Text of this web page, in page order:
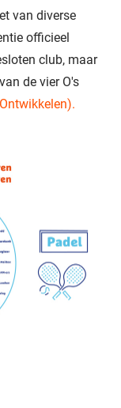
van diverse
officieel
club, maar
de vier O's
Ontwikkelen).